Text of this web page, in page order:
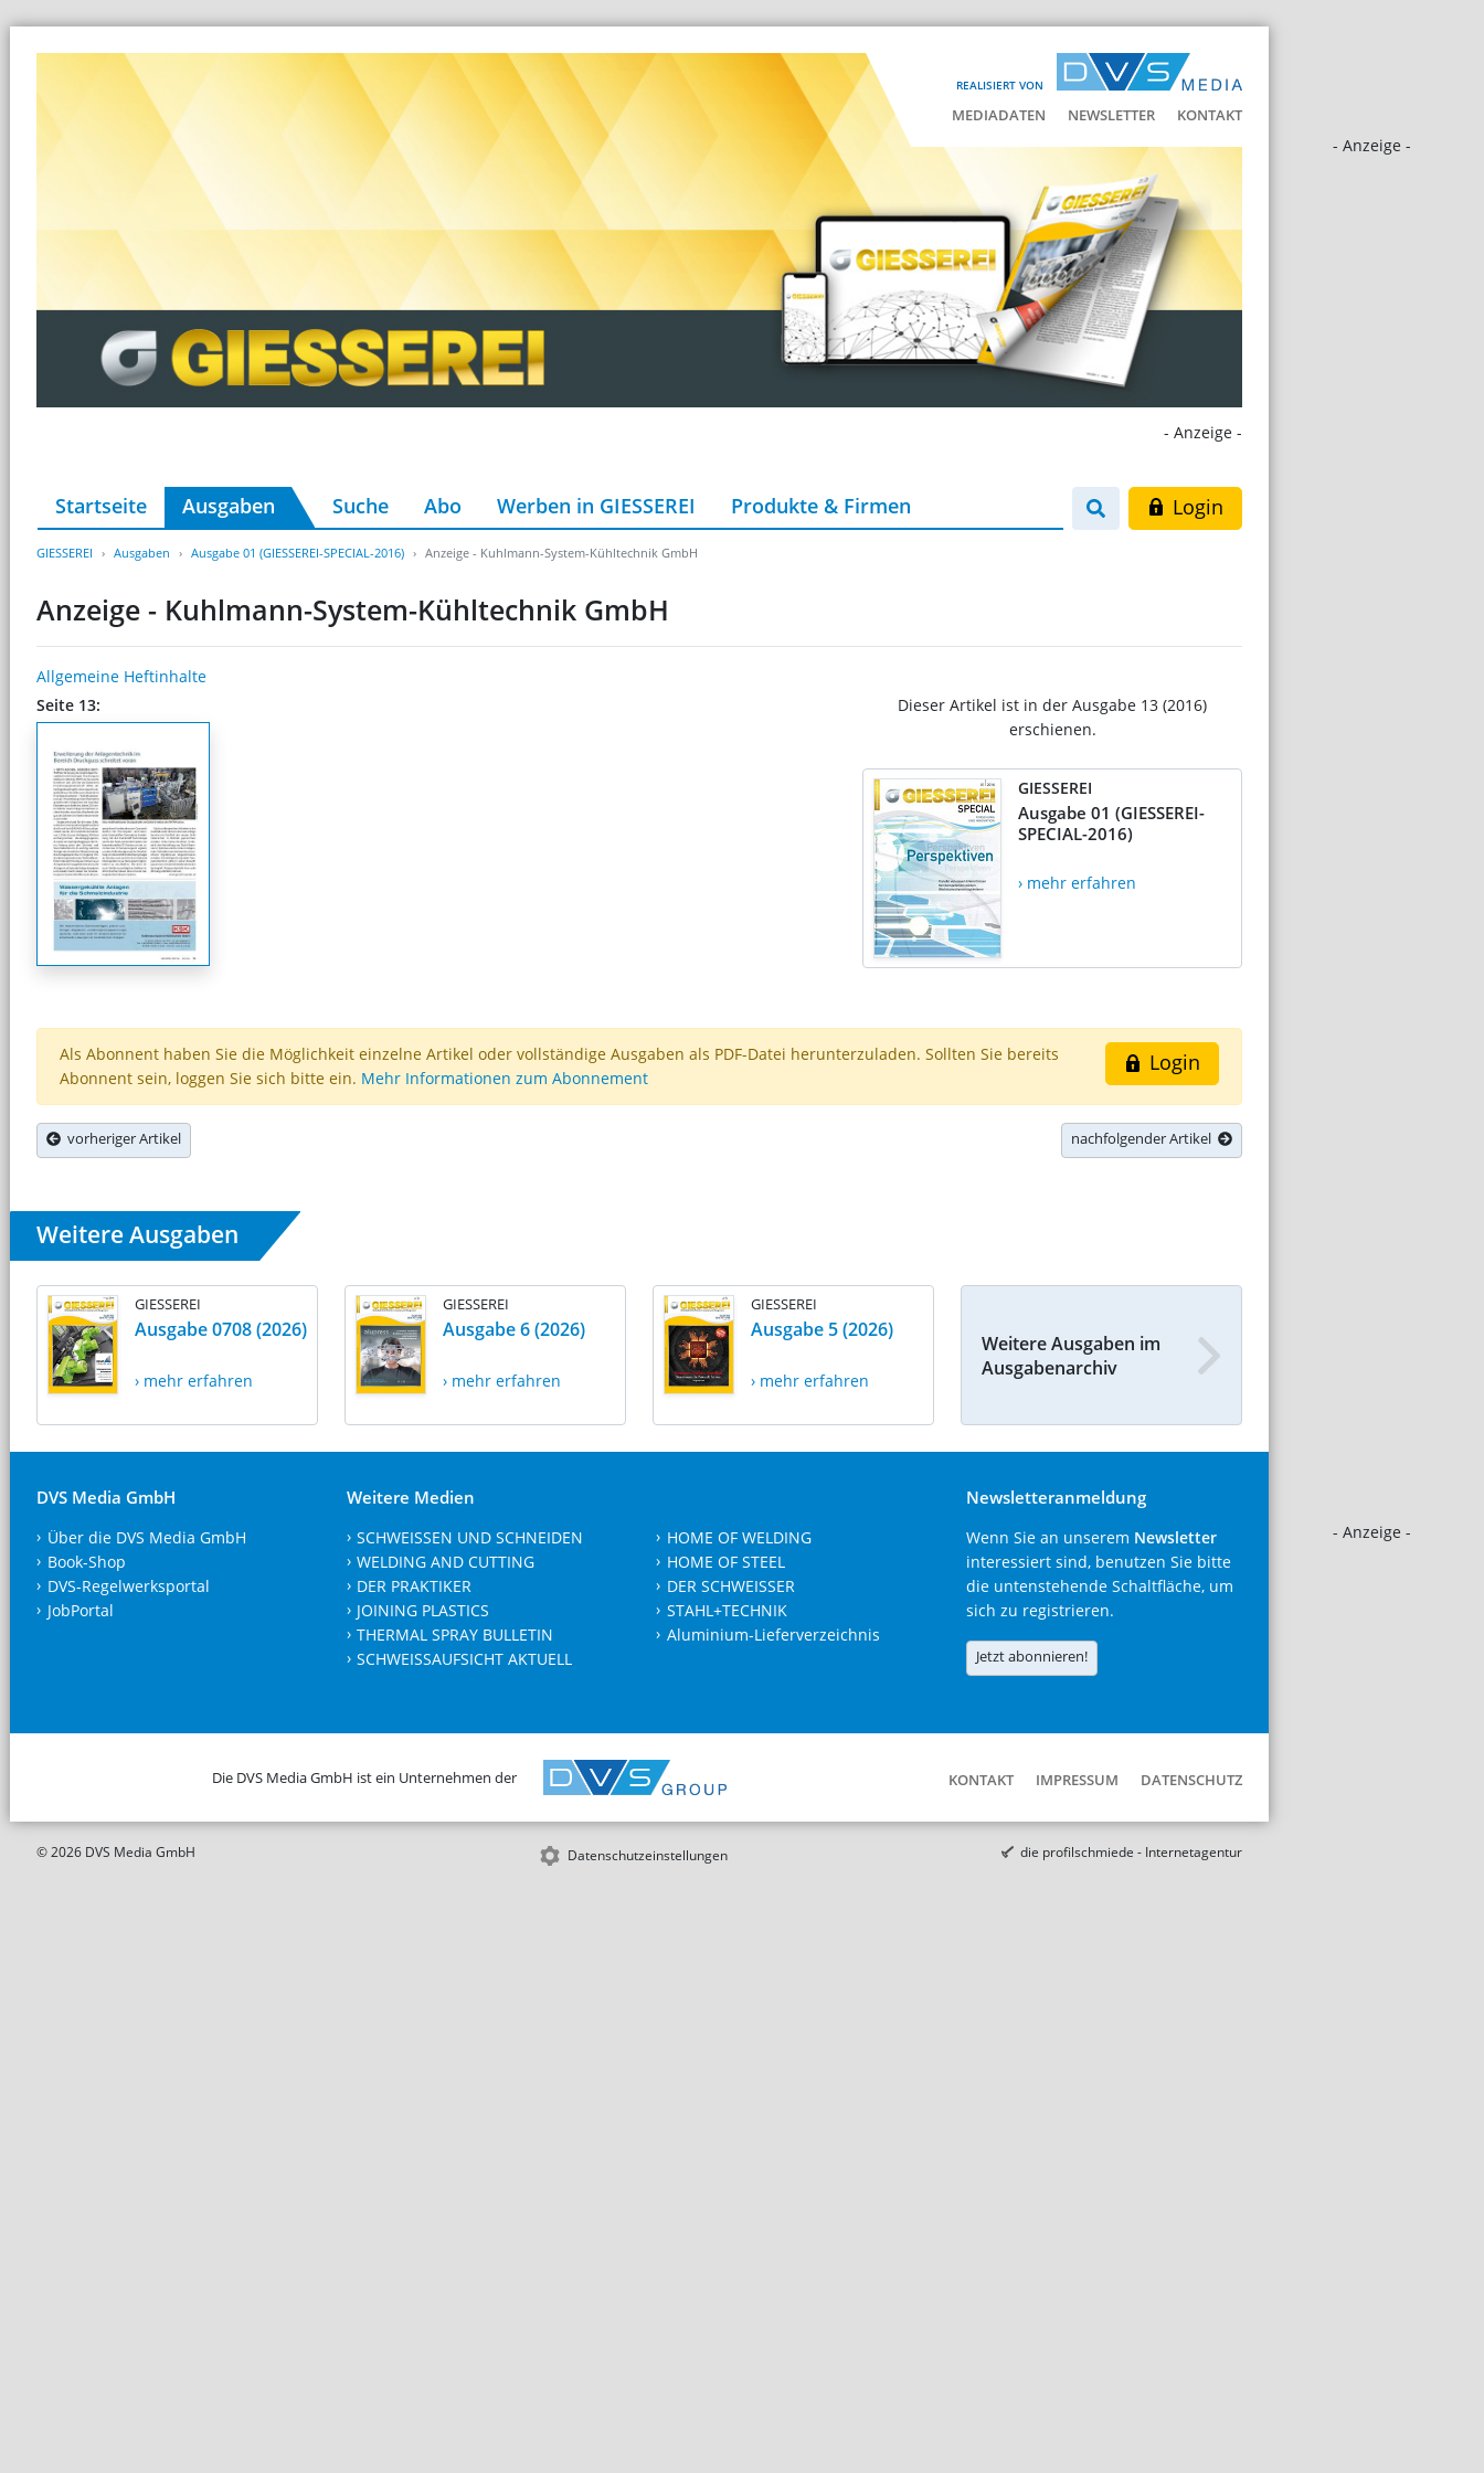
REALISIERT VON
MEDIADATEN NEWSLETTER KONTAKT
- Anzeige -
- Anzeige -
- Anzeige -
Startseite Ausgaben Suche Abo Werben in GIESSEREI Produkte & Firmen Login
GIESSEREI Ausgaben Ausgabe 01 (GIESSEREI-SPECIAL-2016) Anzeige - Kuhlmann-System-Kühltechnik GmbH
Anzeige - Kuhlmann-System-Kühltechnik GmbH
Allgemeine Heftinhalte
Seite 13:
Dieser Artikel ist in der Ausgabe 13 (2016)
erschienen.
GIESSEREI
Ausgabe 01 (GIESSEREI-
SPECIAL-2016)
› mehr erfahren
Login
Als Abonnent haben Sie die Möglichkeit einzelne Artikel oder vollständige Ausgaben als PDF-Datei herunterzuladen. Sollten Sie bereits
Abonnent sein, loggen Sie sich bitte ein. Mehr Informationen zum Abonnement
vorheriger Artikel nachfolgender Artikel
Weitere Ausgaben
GIESSEREI
Ausgabe 0708 (2026)
› mehr erfahren
GIESSEREI
Ausgabe 6 (2026)
› mehr erfahren
GIESSEREI
Ausgabe 5 (2026)
› mehr erfahren
Weitere Ausgaben im
Ausgabenarchiv
DVS Media GmbH
Über die DVS Media GmbH
Book-Shop
DVS-Regelwerksportal
JobPortal
Weitere Medien
SCHWEISSEN UND SCHNEIDEN
WELDING AND CUTTING
DER PRAKTIKER
JOINING PLASTICS
THERMAL SPRAY BULLETIN
SCHWEISSAUFSICHT AKTUELL
HOME OF WELDING
HOME OF STEEL
DER SCHWEISSER
STAHL+TECHNIK
Aluminium-Lieferverzeichnis
Newsletteranmeldung
Wenn Sie an unserem Newsletter
interessiert sind, benutzen Sie bitte
die untenstehende Schaltfläche, um
sich zu registrieren.
Jetzt abonnieren!
Die DVS Media GmbH ist ein Unternehmen der KONTAKT IMPRESSUM DATENSCHUTZ
© 2026 DVS Media GmbH Datenschutzeinstellungen die profilschmiede - Internetagentur